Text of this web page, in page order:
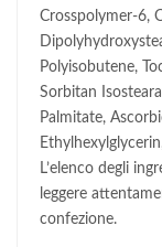
Crosspolymer-6,
Polyisobutene,
Sorbitan
Palmitate,
L’elenco degli
leggere
confezione.